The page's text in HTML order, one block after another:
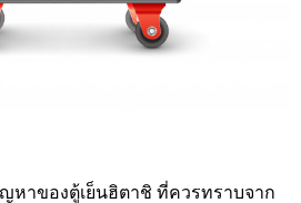
หาของตู้เย็นฮิตาชิ ที่ควรทราบจาก